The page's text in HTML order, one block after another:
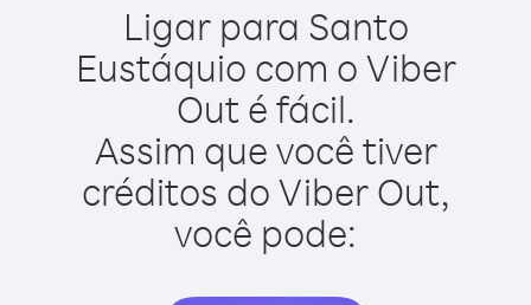
Ligar para Santo
Eustáquio com o Viber
Out é fácil.
Assim que você tiver
créditos do Viber Out,
você pode: